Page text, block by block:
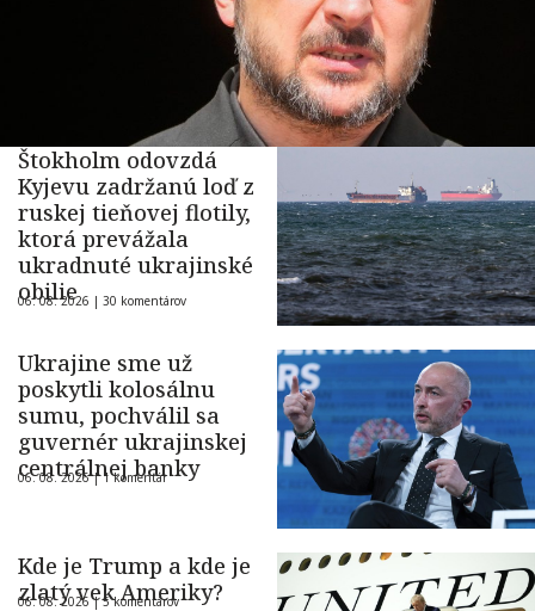
Štokholm odovzdá
Kyjevu zadržanú loď z
ruskej tieňovej flotily,
ktorá prevážala
ukradnuté ukrajinské
obilie
06. 08. 2026 | 30 komentárov
Ukrajine sme už
poskytli kolosálnu
sumu, pochválil sa
guvernér ukrajinskej
centrálnej banky
06. 08. 2026 |1 komentár
Kde je Trump a kde je
zlatý vek Ameriky?
06. 08. 2026 |5 komentárov